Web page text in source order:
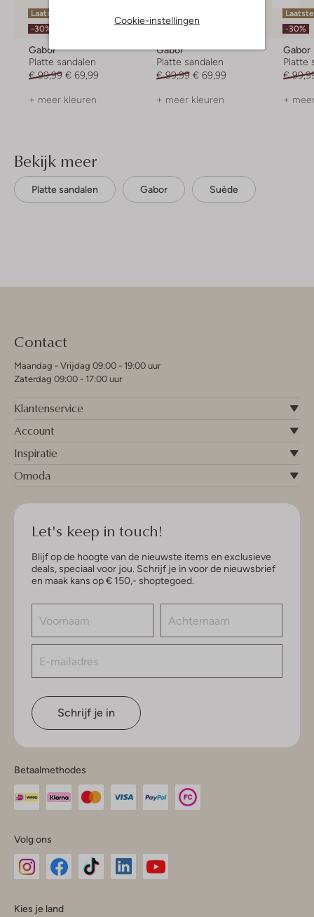
Cookie-instellingen
Laatste items
-30%
Gabor
Platte sandalen
€ 99,99 € 69,99
+ meer kleuren
-30%
Gabor
Platte sandalen
€ 99,99 € 69,99
+ meer kleuren
-30%
Gabor
Platte
€
+
Bekijk meer
Platte sandalen Gabor Suède
Contact
Maandag - Vrijdag 09:00 - 19:00 uur
Zaterdag 09:00 - 17:00 uur
Klantenservice
Account
Inspiratie
Omoda
Let's keep in touch!
Blijf op de hoogte van de nieuwste items en exclusieve
deals, speciaal voor jou. Schrijf je in voor de nieuwsbrief
en maak kans op € 150,- shoptegoed.
Schrijf je in
Betaalmethodes
Volg ons
Kies je land